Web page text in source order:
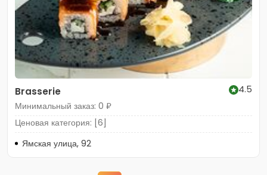
Brasserie
4.5
Минимальный заказ: 0 ₽
Ценовая категория: [6]
Ямская улица, 92